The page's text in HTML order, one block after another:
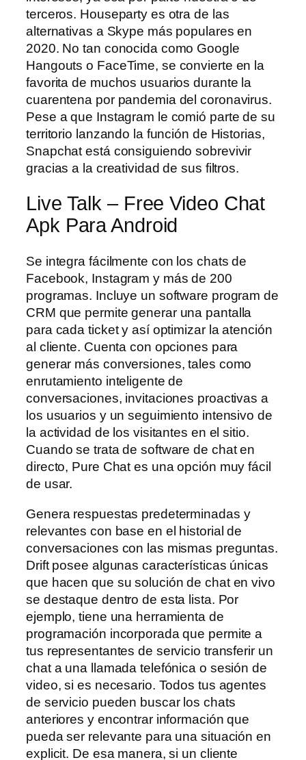
terceros. Houseparty es otra de las
alternativas a Skype más populares en
2020. No tan conocida como Google
Hangouts o FaceTime, se convierte en la
favorita de muchos usuarios durante la
cuarentena por pandemia del coronavirus.
Pese a que Instagram le comió parte de su
territorio lanzando la función de Historias,
Snapchat está consiguiendo sobrevivir
gracias a la creatividad de sus filtros.
Live Talk – Free Video Chat
Apk Para Android
Se integra fácilmente con los chats de
Facebook, Instagram y más de 200
programas. Incluye un software program de
CRM que permite generar una pantalla
para cada ticket y así optimizar la atención
al cliente. Cuenta con opciones para
generar más conversiones, tales como
enrutamiento inteligente de
conversaciones, invitaciones proactivas a
los usuarios y un seguimiento intensivo de
la actividad de los visitantes en el sitio.
Cuando se trata de software de chat en
directo, Pure Chat es una opción muy fácil
de usar.
Genera respuestas predeterminadas y
relevantes con base en el historial de
conversaciones con las mismas preguntas.
Drift posee algunas características únicas
que hacen que su solución de chat en vivo
se destaque dentro de esta lista. Por
ejemplo, tiene una herramienta de
programación incorporada que permite a
tus representantes de servicio transferir un
chat a una llamada telefónica o sesión de
video, si es necesario. Todos tus agentes
de servicio pueden buscar los chats
anteriores y encontrar información que
pueda ser relevante para una situación en
explicit. De esa manera, si un cliente